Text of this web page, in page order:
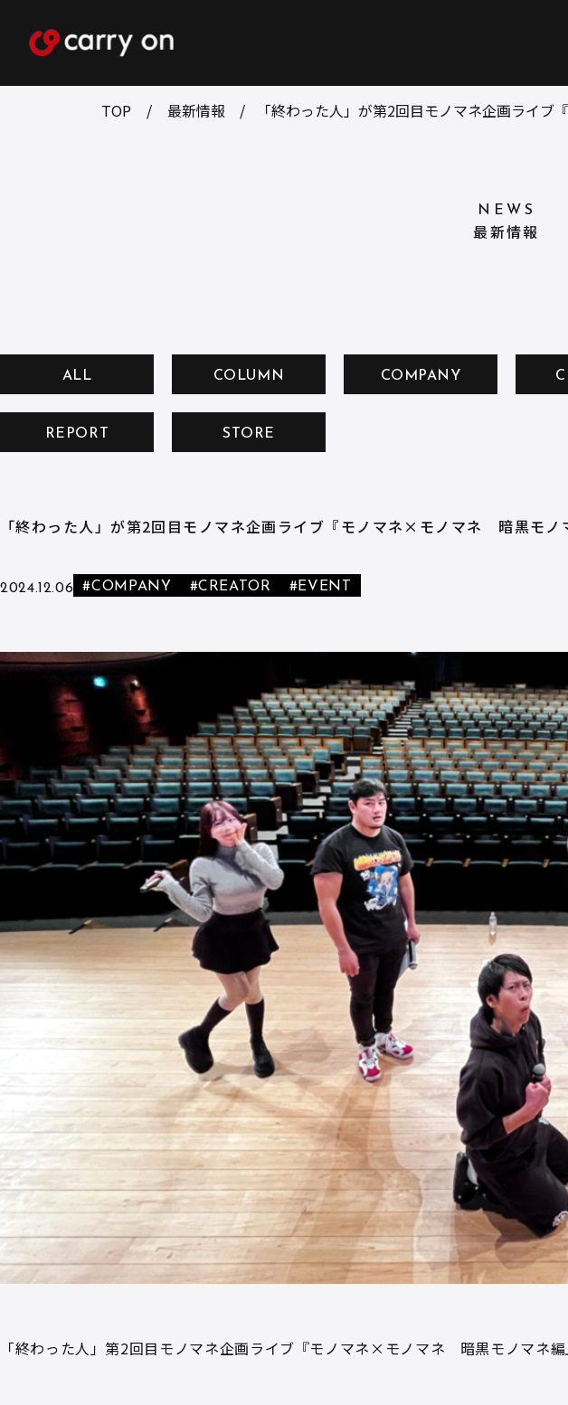
TOP 最新情報 「終わった人」が第2回目モノマネ企画ライ
NEWS
最新情報
ALL COLUMN COMPANY
REPORT STORE
「終わった人」が第2回目モノマネ企画ライブ『モノマネ×モノマネ 暗黒モノ
2024.12.06 #COMPANY #CREATOR #EVENT
「終わった人」第2回目モノマネ企画ライブ『モノマネ×モノマネ 暗黒モノマネ